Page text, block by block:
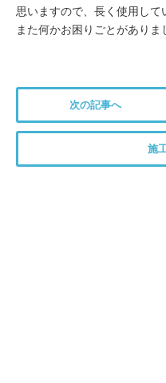
思いますので、長く使用して
また何かお困りごとがありま
次の記事へ
施